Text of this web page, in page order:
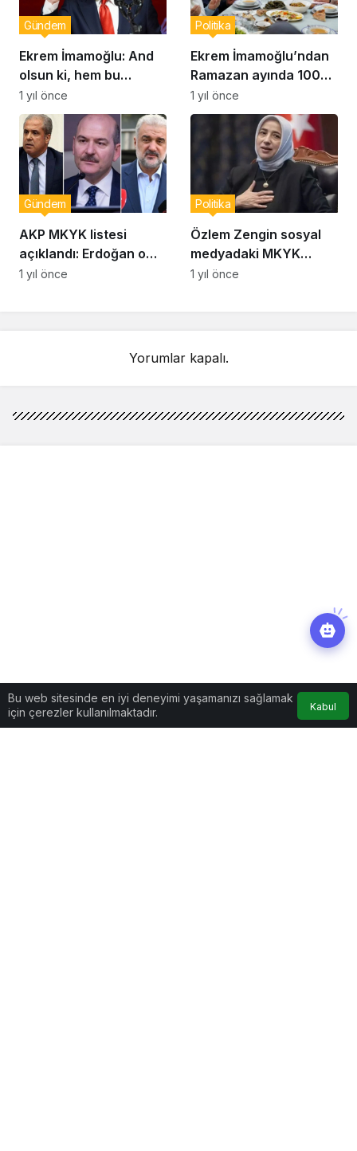
Ekrem İmamoğlu: And
olsun ki, hem bu
dünyada hem de
mahşerde hesap
soracağım
Gündem
1 yıl önce
Ekrem İmamoğlu’ndan
Ramazan ayında 100
bin haneye destek
açıklaması
Politika
1 yıl önce
AKP MKYK listesi
açıklandı: Erdoğan o
isimlerin üstünü çizdi!
Gündem
1 yıl önce
Özlem Zengin sosyal
medyadaki MKYK
iddialarına ateş
Politika
1 yıl önce
Yorumlar kapalı.
Bu web sitesinde en iyi deneyimi yaşamanızı sağlamak
için çerezler kullanılmaktadır.
Kabul